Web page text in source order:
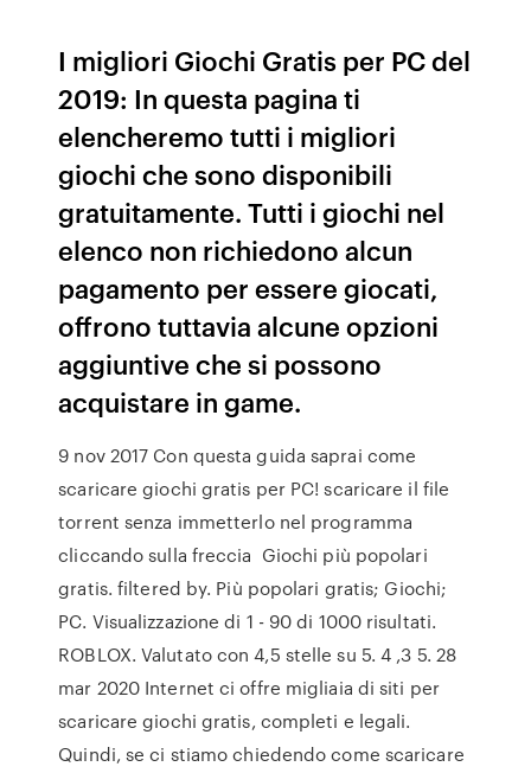
I migliori Giochi Gratis per PC del
2019: In questa pagina ti
elencheremo tutti i migliori
giochi che sono disponibili
gratuitamente. Tutti i giochi nel
elenco non richiedono alcun
pagamento per essere giocati,
offrono tuttavia alcune opzioni
aggiuntive che si possono
acquistare in game.
9 nov 2017 Con questa guida saprai come
scaricare giochi gratis per PC! scaricare il file
torrent senza immetterlo nel programma
cliccando sulla freccia Giochi più popolari
gratis. filtered by. Più popolari gratis; Giochi;
PC. Visualizzazione di 1 - 90 di 1000 risultati.
ROBLOX. Valutato con 4,5 stelle su 5. 4 ,3 5. 28
mar 2020 Internet ci offre migliaia di siti per
scaricare giochi gratis, completi e legali.
Quindi, se ci stiamo chiedendo come scaricare